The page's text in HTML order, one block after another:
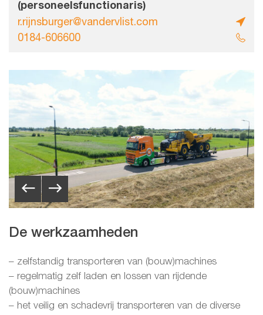
(personeelsfunctionaris)
r.rijnsburger@vandervlist.com
0184-606600
De werkzaamheden
– zelfstandig transporteren van (bouw)machines
– regelmatig zelf laden en lossen van rijdende
(bouw)machines
– het veilig en schadevrij transporteren van de diverse